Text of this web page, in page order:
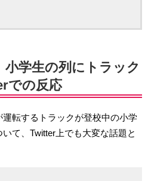
小学生の列にトラック
での反応
転するトラックが登校中の小学
て、Twitter上でも大変な話題と